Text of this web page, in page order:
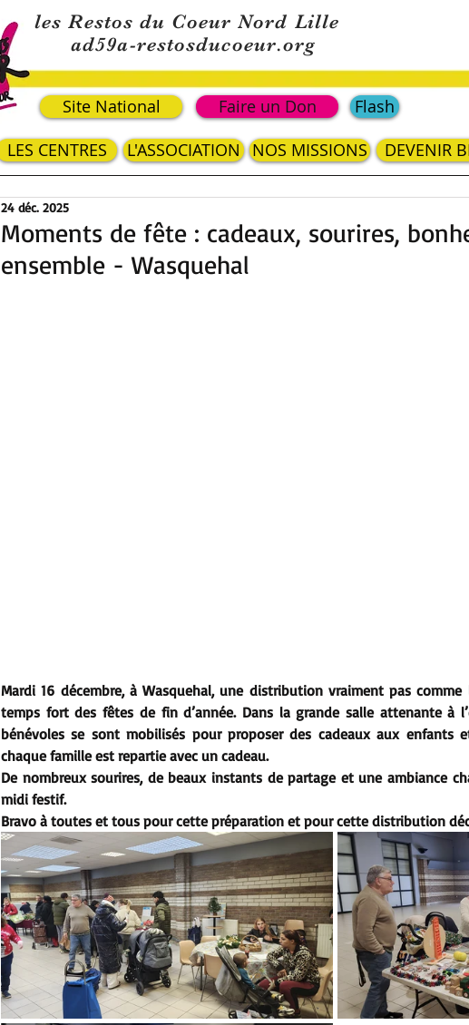
les Restos du Coeur Nord Lille
Faire un Don Flash
ad59a-restosducoeur.org
Site National
DEVENIR
LES CENTRES NOS MISSIONS
L'ASSOCIATION
Moments de fête : cadeaux, sourires,
ensemble - Wasquehal
24 déc. 2025
Mardi 16 décembre, à Wasquehal, une distribution vraiment pas
temps fort des fêtes de fin d’année. Dans la grande salle attenante à
bénévoles se sont mobilisés pour proposer des cadeaux aux enfants
chaque famille est repartie avec un cadeau.​
De nombreux sourires, de beaux instants de partage et une ambiance
midi festif.
Bravo à toutes et tous pour cette préparation et pour cette distribution